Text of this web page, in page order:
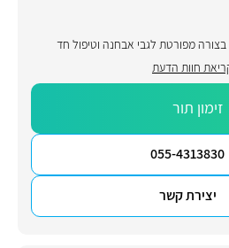
בצורה מפורטת לגבי אבחנה וטיפול חד
חוות הדעת
זימון תור
055-4313830
יצירת קשר